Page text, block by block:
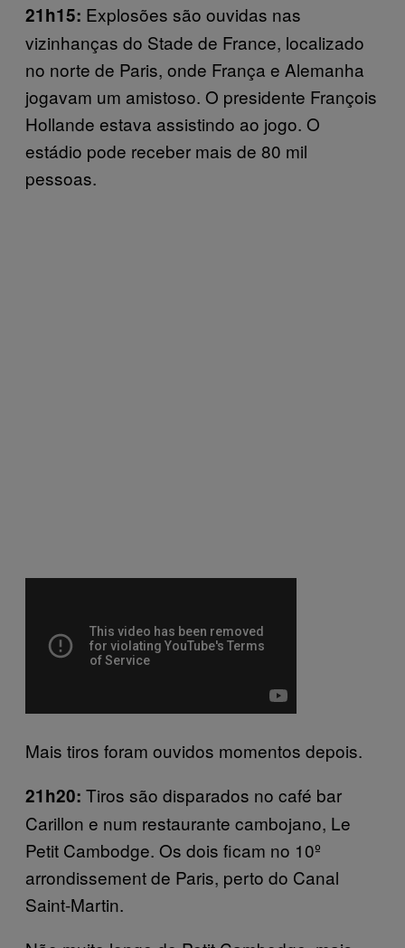
21h15: Explosões são ouvidas nas
vizinhanças do Stade de France, localizado
no norte de Paris, onde França e Alemanha
jogavam um amistoso. O presidente François
Hollande estava assistindo ao jogo. O
estádio pode receber mais de 80 mil
pessoas.
Mais tiros foram ouvidos momentos depois.
21h20: Tiros são disparados no café bar
Carillon e num restaurante cambojano, Le
Petit Cambodge. Os dois ficam no 10º
arrondissement de Paris, perto do Canal
Saint-Martin.